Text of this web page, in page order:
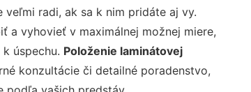
radi, ak sa k nim pridáte aj vy.
a vyhovieť v maximálnej možnej miere,
úspechu. Položenie laminátovej
konzultácie či detailné poradenstvo,